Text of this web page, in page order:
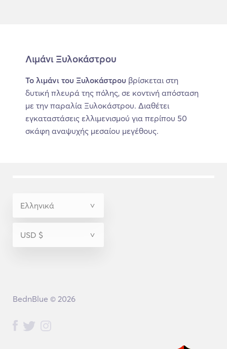
Λιμάνι Ξυλοκάστρου
Το λιμάνι του Ξυλοκάστρου βρίσκεται στη
δυτική πλευρά της πόλης, σε κοντινή απόσταση
με την παραλία Ξυλοκάστρου. Διαθέτει
εγκαταστάσεις ελλιμενισμού για περίπου 50
σκάφη αναψυχής μεσαίου μεγέθους.
BednBlue © 2026